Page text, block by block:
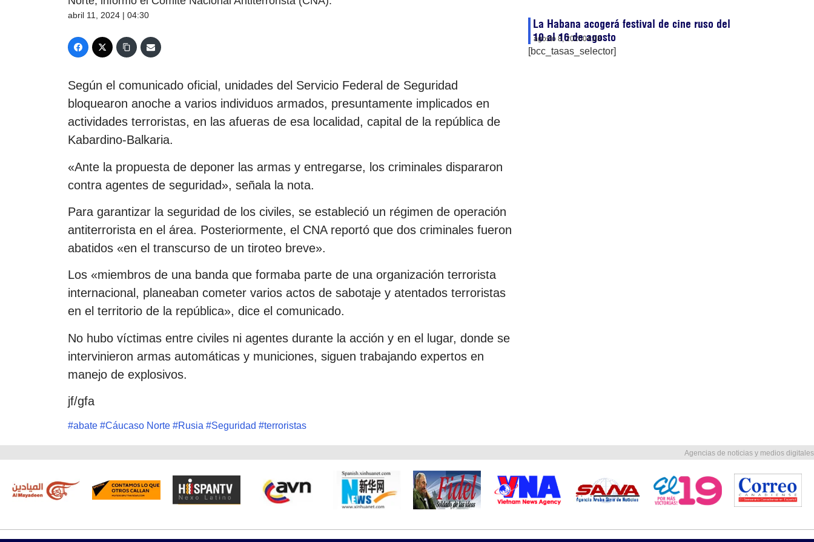
abril 11, 2024 | 04:30
Según el comunicado oficial, unidades del Servicio Federal de Seguridad
bloquearon anoche a varios individuos armados, presuntamente implicados en
actividades terroristas, en las afueras de esa localidad, capital de la república de
Kabardino-Balkaria.
«Ante la propuesta de deponer las armas y entregarse, los criminales dispararon
contra agentes de seguridad», señala la nota.
Para garantizar la seguridad de los civiles, se estableció un régimen de operación
antiterrorista en el área. Posteriormente, el CNA reportó que dos criminales fueron
abatidos «en el transcurso de un tiroteo breve».
Los «miembros de una banda que formaba parte de una organización terrorista
internacional, planeaban cometer varios actos de sabotaje y atentados terroristas
en el territorio de la república», dice el comunicado.
No hubo víctimas entre civiles ni agentes durante la acción y en el lugar, donde se
intervinieron armas automáticas y municiones, siguen trabajando expertos en
manejo de explosivos.
jf/gfa
#abate #Cáucaso Norte #Rusia #Seguridad #terroristas
La Habana acogerá festival de cine ruso del
10 al 16 de agosto
agosto 8, 202604:08
[bcc_tasas_selector]
Agencias de noticias y medios digitales